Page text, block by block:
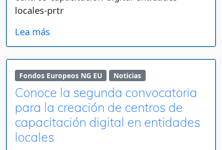
locales-prtr
Lea más
Fondos Europeos NG EU Noticias
Conoce la segunda convocatoria
para la creación de centros de
capacitación digital en entidades
locales